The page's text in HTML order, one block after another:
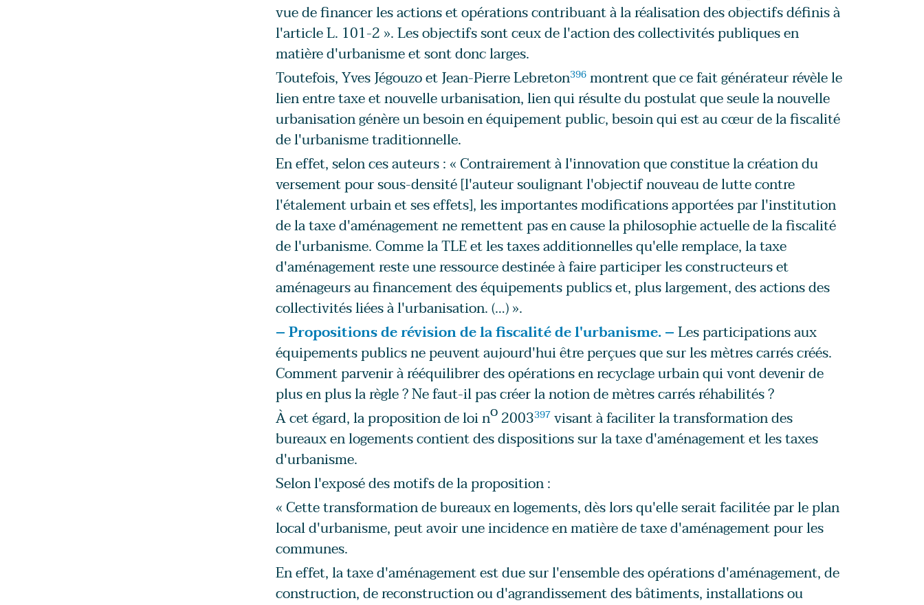
vue de financer les actions et opérations contribuant à la réalisation des objectifs définis à
l'article L. 101-2 ». Les objectifs sont ceux de l'action des collectivités publiques en
matière d'urbanisme et sont donc larges.
Toutefois, Yves Jégouzo et Jean-Pierre Lebreton396montrent que ce fait générateur révèle le
lien entre taxe et nouvelle urbanisation, lien qui résulte du postulat que seule la nouvelle
urbanisation génère un besoin en équipement public, besoin qui est au cœur de la fiscalité
de l'urbanisme traditionnelle.
En effet, selon ces auteurs : « Contrairement à l'innovation que constitue la création du
versement pour sous-densité [l'auteur soulignant l'objectif nouveau de lutte contre
l'étalement urbain et ses effets], les importantes modifications apportées par l'institution
de la taxe d'aménagement ne remettent pas en cause la philosophie actuelle de la fiscalité
de l'urbanisme. Comme la TLE et les taxes additionnelles qu'elle remplace, la taxe
d'aménagement reste une ressource destinée à faire participer les constructeurs et
aménageurs au financement des équipements publics et, plus largement, des actions des
collectivités liées à l'urbanisation. (…) ».
– Propositions de révision de la fiscalité de l'urbanisme. –Les participations aux
équipements publics ne peuvent aujourd'hui être perçues que sur les mètres carrés créés.
Comment parvenir à rééquilibrer des opérations en recyclage urbain qui vont devenir de
plus en plus la règle ? Ne faut-il pas créer la notion de mètres carrés réhabilités ?
À cet égard, la proposition de loi no2003397visant à faciliter la transformation des
bureaux en logements contient des dispositions sur la taxe d'aménagement et les taxes
d'urbanisme.
Selon l'exposé des motifs de la proposition :
« Cette transformation de bureaux en logements, dès lors qu'elle serait facilitée par le plan
local d'urbanisme, peut avoir une incidence en matière de taxe d'aménagement pour les
communes.
En effet, la taxe d'aménagement est due sur l'ensemble des opérations d'aménagement, de
construction, de reconstruction ou d'agrandissement des bâtiments, installations ou